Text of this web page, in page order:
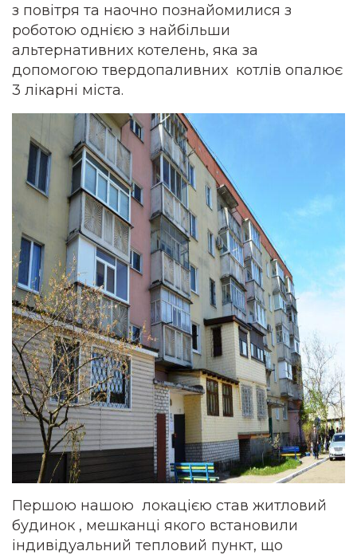
з повітря та наочно познайомилися з
роботою однією з найбільши
альтернативних котелень, яка за
допомогою твердопаливних котлів опалює
3 лікарні міста.
Першою нашою локацією став житловий
будинок , мешканці якого встановили
індивідуальний тепловий пункт, що